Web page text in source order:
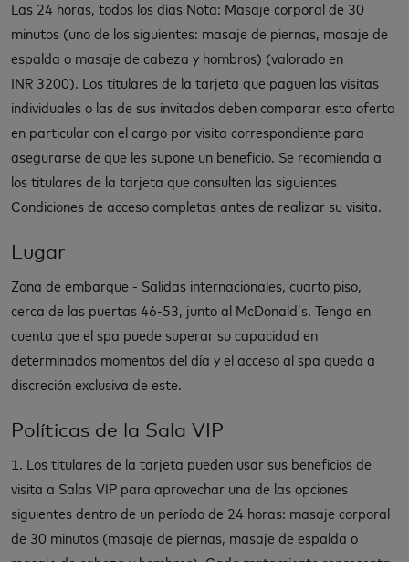
Las 24 horas, todos los días Nota: Masaje corporal de 30
minutos (uno de los siguientes: masaje de piernas, masaje de
espalda o masaje de cabeza y hombros) (valorado en
INR 3200). Los titulares de la tarjeta que paguen las visitas
individuales o las de sus invitados deben comparar esta oferta
en particular con el cargo por visita correspondiente para
asegurarse de que les supone un beneficio. Se recomienda a
los titulares de la tarjeta que consulten las siguientes
Condiciones de acceso completas antes de realizar su visita.
Lugar
Zona de embarque - Salidas internacionales, cuarto piso,
cerca de las puertas 46-53, junto al McDonald’s. Tenga en
cuenta que el spa puede superar su capacidad en
determinados momentos del día y el acceso al spa queda a
discreción exclusiva de este.
Políticas de la Sala VIP
1. Los titulares de la tarjeta pueden usar sus beneficios de
visita a Salas VIP para aprovechar una de las opciones
siguientes dentro de un período de 24 horas: masaje corporal
de 30 minutos (masaje de piernas, masaje de espalda o